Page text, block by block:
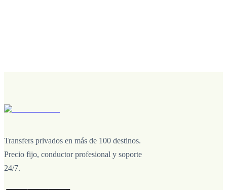
Transfers privados en más de 100 destinos.
Precio fijo, conductor profesional y soporte
24/7.